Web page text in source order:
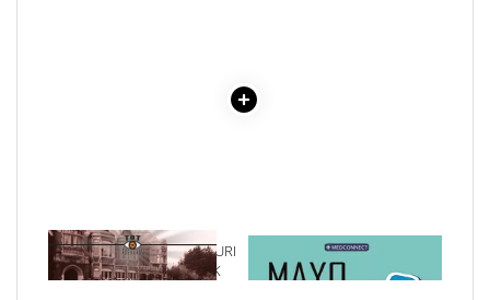
1 x SPARGATORII DE CODURI
DE LA BLETCHLEY PARK
1 x MAYO CLINIC. CARTEA
ESENTIALA DESPRE DIABETUL